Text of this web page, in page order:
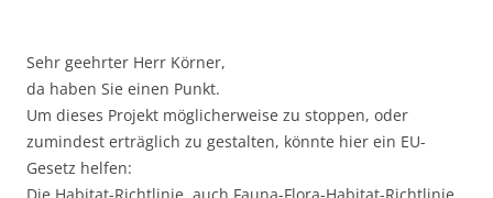
Sehr geehrter Herr Körner,
da haben Sie einen Punkt.
Um dieses Projekt möglicherweise zu stoppen, oder
zumindest erträglich zu gestalten, könnte hier ein EU-
Gesetz helfen: